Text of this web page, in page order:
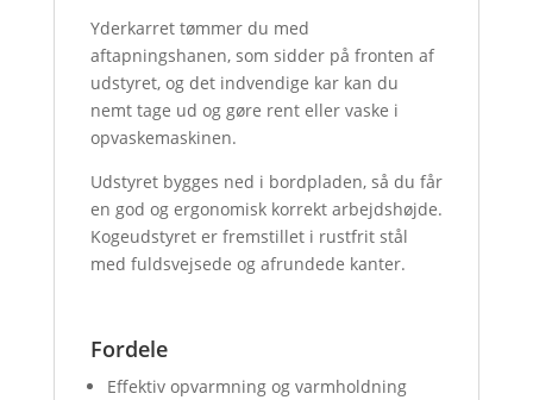
Yderkarret tømmer du med
aftapningshanen, som sidder på fronten af
udstyret, og det indvendige kar kan du
nemt tage ud og gøre rent eller vaske i
opvaskemaskinen.
Udstyret bygges ned i bordpladen, så du får
en god og ergonomisk korrekt arbejdshøjde.
Kogeudstyret er fremstillet i rustfrit stål
med fuldsvejsede og afrundede kanter.
Fordele
Effektiv opvarmning og varmholdning